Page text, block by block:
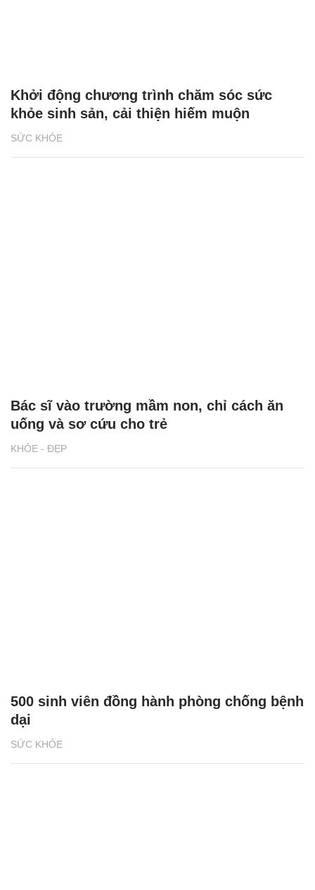
SỨC KHỎE
Khởi động chương trình chăm sóc sức
khỏe sinh sản, cải thiện hiếm muộn
KHỎE - ĐẸP
Bác sĩ vào trường mầm non, chỉ cách ăn
uống và sơ cứu cho trẻ
SỨC KHỎE
500 sinh viên đồng hành phòng chống bệnh
dại